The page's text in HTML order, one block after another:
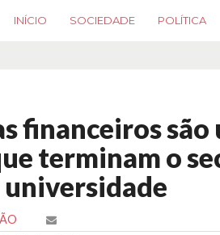
INÍCIO SOCIEDADE POLÍTICA
financeiros
terminam o